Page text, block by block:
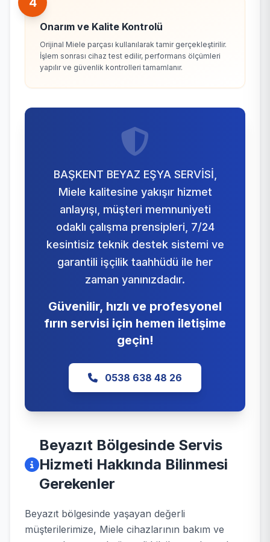
Onarım ve Kalite Kontrolü
Orijinal Miele parçası kullanılarak tamir gerçekleştirilir.
İşlem sonrası cihaz test edilir, performans ölçümleri
yapılır ve güvenlik kontrolleri tamamlanır.
BAŞKENT BEYAZ EŞYA SERVİSİ,
Miele kalitesine yakışır hizmet
anlayışı, müşteri memnuniyeti
odaklı çalışma prensipleri, 7/24
kesintisiz teknik destek sistemi ve
garantili işçilik taahhüdü ile her
zaman yanınızdadır.
Güvenilir, hızlı ve profesyonel
fırın servisi için hemen iletişime
geçin!
0538 638 48 26
Beyazıt Bölgesinde Servis
Hizmeti Hakkında Bilinmesi
Gerekenler
Beyazıt bölgesinde yaşayan değerli
müşterilerimize, Miele cihazlarının bakım ve